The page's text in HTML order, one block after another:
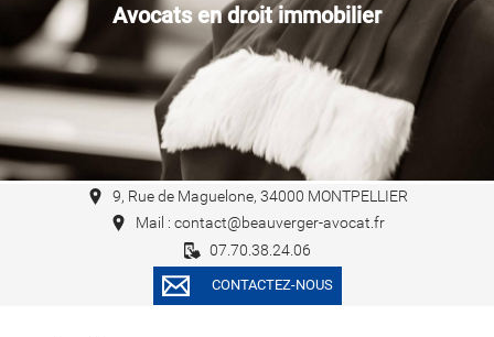
Avocats en droit immobilier
9, Rue de Maguelone, 34000 MONTPELLIER
Mail : contact@beauverger-avocat.fr
07.70.38.24.06
CONTACTEZ-NOUS